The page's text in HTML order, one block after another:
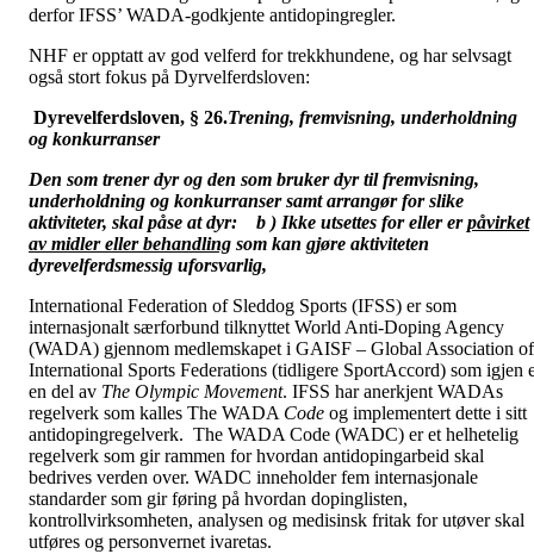
derfor IFSS’ WADA-godkjente antidopingregler.
NHF er opptatt av god velferd for trekkhundene, og har selvsagt
også stort fokus på Dyrvelferdsloven:
Dyrevelferdsloven, § 26.Trening, fremvisning, underholdning
og konkurranser
Den som trener dyr og den som bruker dyr til fremvisning,
underholdning og konkurranser samt arrangør for slike
aktiviteter, skal påse at dyr: b ) Ikke utsettes for eller erpåvirket
av midler eller behandling som kan gjøre aktiviteten
dyrevelferdsmessig uforsvarlig,
International Federation of Sleddog Sports (IFSS) er som
internasjonalt særforbund tilknyttet World Anti-Doping Agency
(WADA) gjennom medlemskapet i GAISF – Global Association of
International Sports Federations (tidligere SportAccord) som igjen
en del av The Olympic Movement. IFSS har anerkjent WADAs
regelverk som kalles The WADA Code og implementert dette i sitt
antidopingregelverk. The WADA Code (WADC) er et helhetelig
regelverk som gir rammen for hvordan antidopingarbeid skal
bedrives verden over. WADC inneholder fem internasjonale
standarder som gir føring på hvordan dopinglisten,
kontrollvirksomheten, analysen og medisinsk fritak for utøver skal
utføres og personvernet ivaretas.